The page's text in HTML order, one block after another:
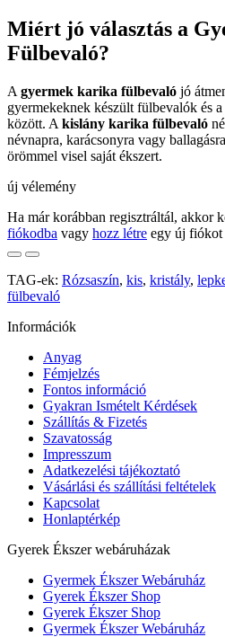
Miért jó választás a
Fülbevaló?
A gyermek karika fülbevaló jó
gyermekeknek készült fülbevalók és
között. A kislány karika fülbevaló
névnapra, karácsonyra vagy
örömmel visel saját ékszert.
új vélemény
Ha már korábban regisztráltál, akkor
fiókodba vagy hozz létre egy új fiókot
TAG-ek: Rózsaszín, kis, kristály,
fülbevaló
Információk
Anyag
Fémjelzés
Fontos információ
Gyakran Ismételt Kérdések
Szállítás & Fizetés
Szavatosság
Impresszum
Adatkezelési tájékoztató
Vásárlási és szállítási feltételek
Kapcsolat
Honlaptérkép
Gyerek Ékszer webáruházak
Gyermek Ékszer Webáruház
Gyerek Ékszer Shop
Gyerek Ékszer Shop
Gyermek Ékszer Webáruház